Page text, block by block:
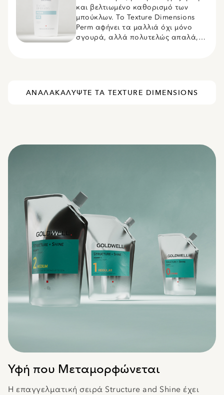
ΑΝΑΛΑΚΑΛΥΨΤΕ ΤΑ TEXTURE DIMENSIONS
και βελτιωμένο καθορισμό των
μπούκλων. Το Texture Dimensions
Perm αφήνει τα μαλλιά όχι μόνο
σγουρά, αλλά πολυτελώς απαλά,
Υφή που Μεταμορφώνεται
Η επαγγελματική σειρά Structure and Shine έχει